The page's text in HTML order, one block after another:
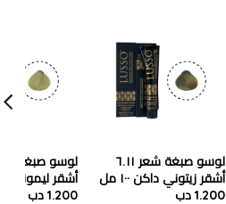
لوسو صبغة شعر ٦.١١
أشقر زيتوني داكن ١٠٠ مل
1.200 دب
أشقر ليموني ١٠٠ مل
1.200 دب